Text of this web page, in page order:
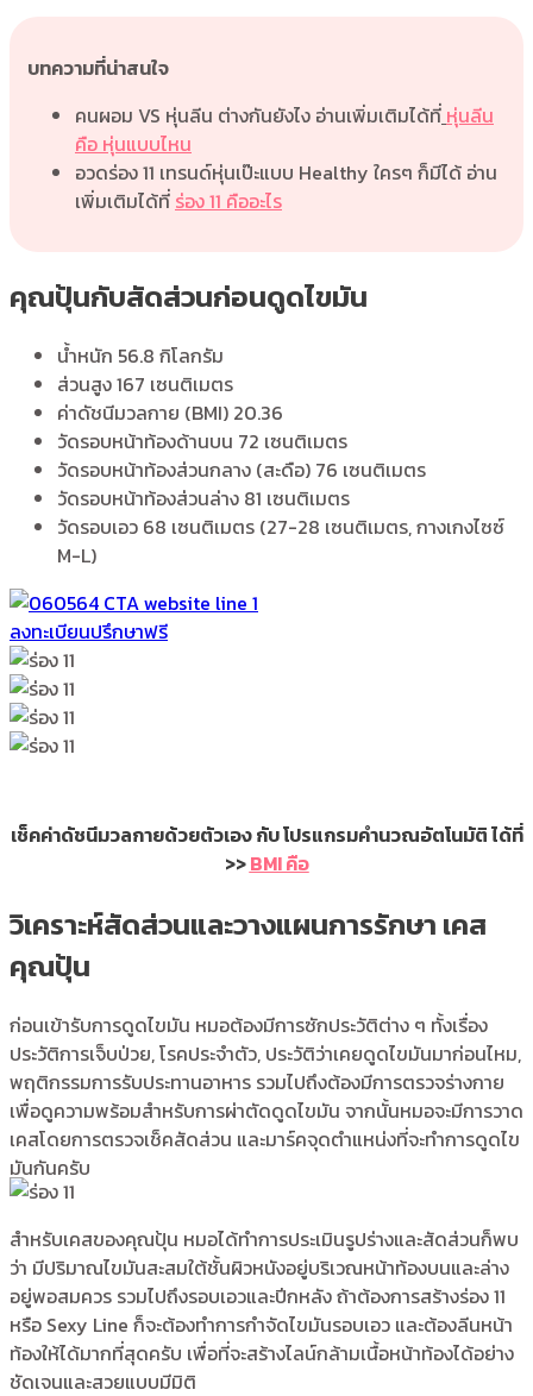
บทความที่น่าสนใจ
คนผอม VS หุ่นลีน ต่างกันยังไง อ่านเพิ่มเติมได้ที่ หุ่นลีน
คือ หุ่นแบบไหน
อวดร่อง 11 เทรนด์หุ่นเป๊ะแบบ Healthy ใครๆ ก็มีได้ อ่าน
เพิ่มเติมได้ที่ ร่อง 11 คืออะไร
คุณปุ้นกับสัดส่วนก่อนดูดไขมัน
น้ำหนัก 56.8 กิโลกรัม
ส่วนสูง 167 เซนติเมตร
ค่าดัชนีมวลกาย (BMI) 20.36
วัดรอบหน้าท้องด้านบน 72 เซนติเมตร
วัดรอบหน้าท้องส่วนกลาง (สะดือ) 76 เซนติเมตร
วัดรอบหน้าท้องส่วนล่าง 81 เซนติเมตร
วัดรอบเอว 68 เซนติเมตร (27-28 เซนติเมตร, กางเกงไซซ์
M-L)
ลงทะเบียนปรึกษาฟรี
เช็คค่าดัชนีมวลกายด้วยตัวเอง กับ โปรแกรมคำนวณอัตโนมัติ ได้ที่
>>BMI คือ
วิเคราะห์สัดส่วนและวางแผนการรักษา เคส
คุณปุ้น
ก่อนเข้ารับการดูดไขมัน หมอต้องมีการซักประวัติต่าง ๆ ทั้งเรื่อง
ประวัติการเจ็บป่วย, โรคประจำตัว, ประวัติว่าเคยดูดไขมันมาก่อนไหม,
พฤติกรรมการรับประทานอาหาร รวมไปถึงต้องมีการตรวจร่างกาย
เพื่อดูความพร้อมสำหรับการผ่าตัดดูดไขมัน จากนั้นหมอจะมีการวาด
เคสโดยการตรวจเช็คสัดส่วน และมาร์คจุดตำแหน่งที่จะทำการดูดไข
มันกันครับ
สำหรับเคสของคุณปุ้น หมอได้ทำการประเมินรูปร่างและสัดส่วนก็พบ
ว่า มีปริมาณไขมันสะสมใต้ชั้นผิวหนังอยู่บริเวณหน้าท้องบนและล่าง
อยู่พอสมควร รวมไปถึงรอบเอวและปีกหลัง ถ้าต้องการสร้างร่อง 11
หรือ Sexy Line ก็จะต้องทำการกำจัดไขมันรอบเอว และต้องลีนหน้า
ท้องให้ได้มากที่สุดครับ เพื่อที่จะสร้างไลน์กล้ามเนื้อหน้าท้องได้อย่าง
ชัดเจนและสวยแบบมีมิติ